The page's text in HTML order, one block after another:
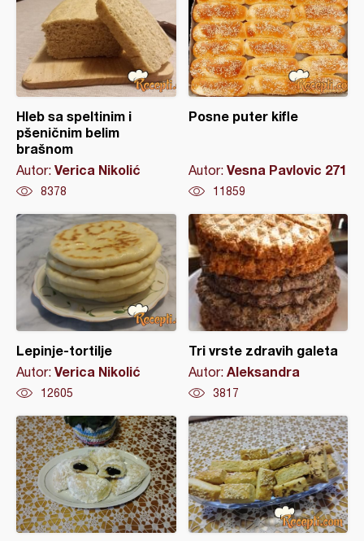
Hleb sa speltinim i
pšeničnim belim
brašnom
Autor: Verica Nikolić
8378
Posne puter kifle
Autor: Vesna Pavlovic 271
11859
Lepinje-tortilje
Autor: Verica Nikolić
12605
Tri vrste zdravih galeta
Autor: Aleksandra
3817